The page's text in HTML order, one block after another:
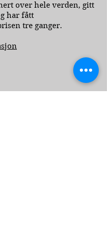
over hele verden, gitt
har fått
tre ganger.